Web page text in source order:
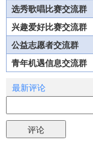
选秀歌唱比赛交流群
兴趣爱好比赛交流群
公益志愿者交流群
青年机遇信息交流群
最新评论